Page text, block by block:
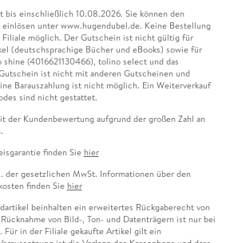
bis einschließlich 10.08.2026. Sie können den
unter www.hugendubel.de. Keine Bestellung
Filiale möglich. Der Gutschein ist nicht gültig für
(deutschsprachige Bücher und eBooks) sowie für
(4016621130466), tolino select und das
ist nicht mit anderen Gutscheinen und
Barauszahlung ist nicht möglich. Ein Weiterverkauf
sind nicht gestattet.
der Kundenbewertung aufgrund der großen Zahl an
finden Sie hier
der gesetzlichen MwSt. Informationen über den
finden Sie hier
beinhalten ein erweitertes Rückgaberecht von
von Bild-, Ton- und Datenträgern ist nur bei
Für in der Filiale gekaufte Artikel gilt ein